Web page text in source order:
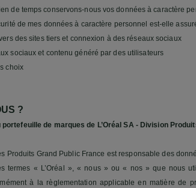
de temps conservons-nous vos données à caractère
de mes données à caractère personnel est-elle
des sites tiers et connexion à des réseaux sociaux
sociaux et contenu généré par des utilisateurs
choix
?
de marques de L’Oréal SA - Division
Produits Grand Public France est responsable des
termes « L’Oréal », « nous » ou « nos » que nous
à la règlementation applicable en matière de